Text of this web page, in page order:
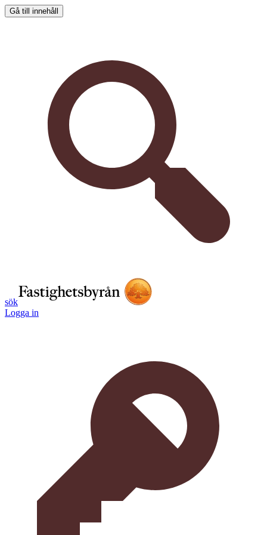
Gå till innehåll
sök
Logga in